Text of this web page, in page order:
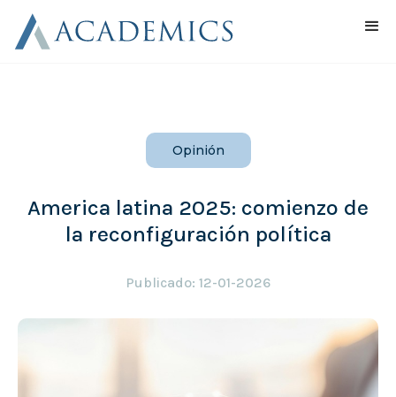
Opinión
America latina 2025: comienzo de
la reconfiguración política
Publicado: 12-01-2026